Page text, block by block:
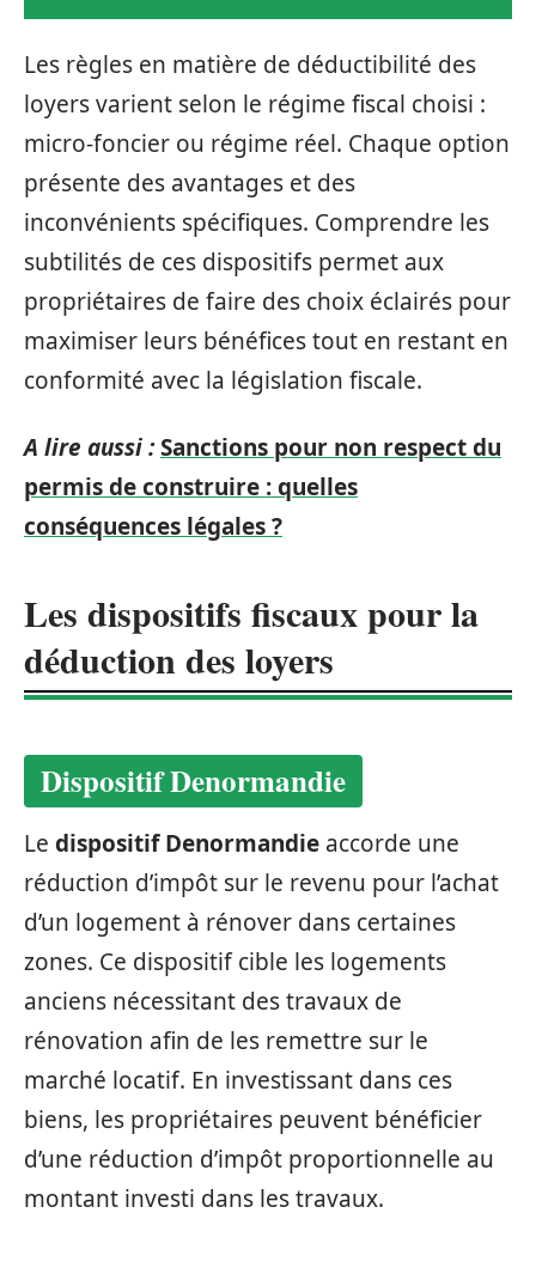
Les règles en matière de déductibilité des
loyers varient selon le régime fiscal choisi :
micro-foncier ou régime réel. Chaque option
présente des avantages et des
inconvénients spécifiques. Comprendre les
subtilités de ces dispositifs permet aux
propriétaires de faire des choix éclairés pour
maximiser leurs bénéfices tout en restant en
conformité avec la législation fiscale.
A lire aussi :Sanctions pour non respect du
permis de construire : quelles
conséquences légales ?
Les dispositifs fiscaux pour la
déduction des loyers
Dispositif Denormandie
Le dispositif Denormandie accorde une
réduction d’impôt sur le revenu pour l’achat
d’un logement à rénover dans certaines
zones. Ce dispositif cible les logements
anciens nécessitant des travaux de
rénovation afin de les remettre sur le
marché locatif. En investissant dans ces
biens, les propriétaires peuvent bénéficier
d’une réduction d’impôt proportionnelle au
montant investi dans les travaux.